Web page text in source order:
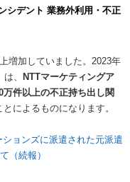
シデント 業務外利用・不正
増加していました。2023年
、
NTTマーケティングア
件以上の不正持ち出し関
によるものになります。
ョンズに派遣された元派遣
（続報）